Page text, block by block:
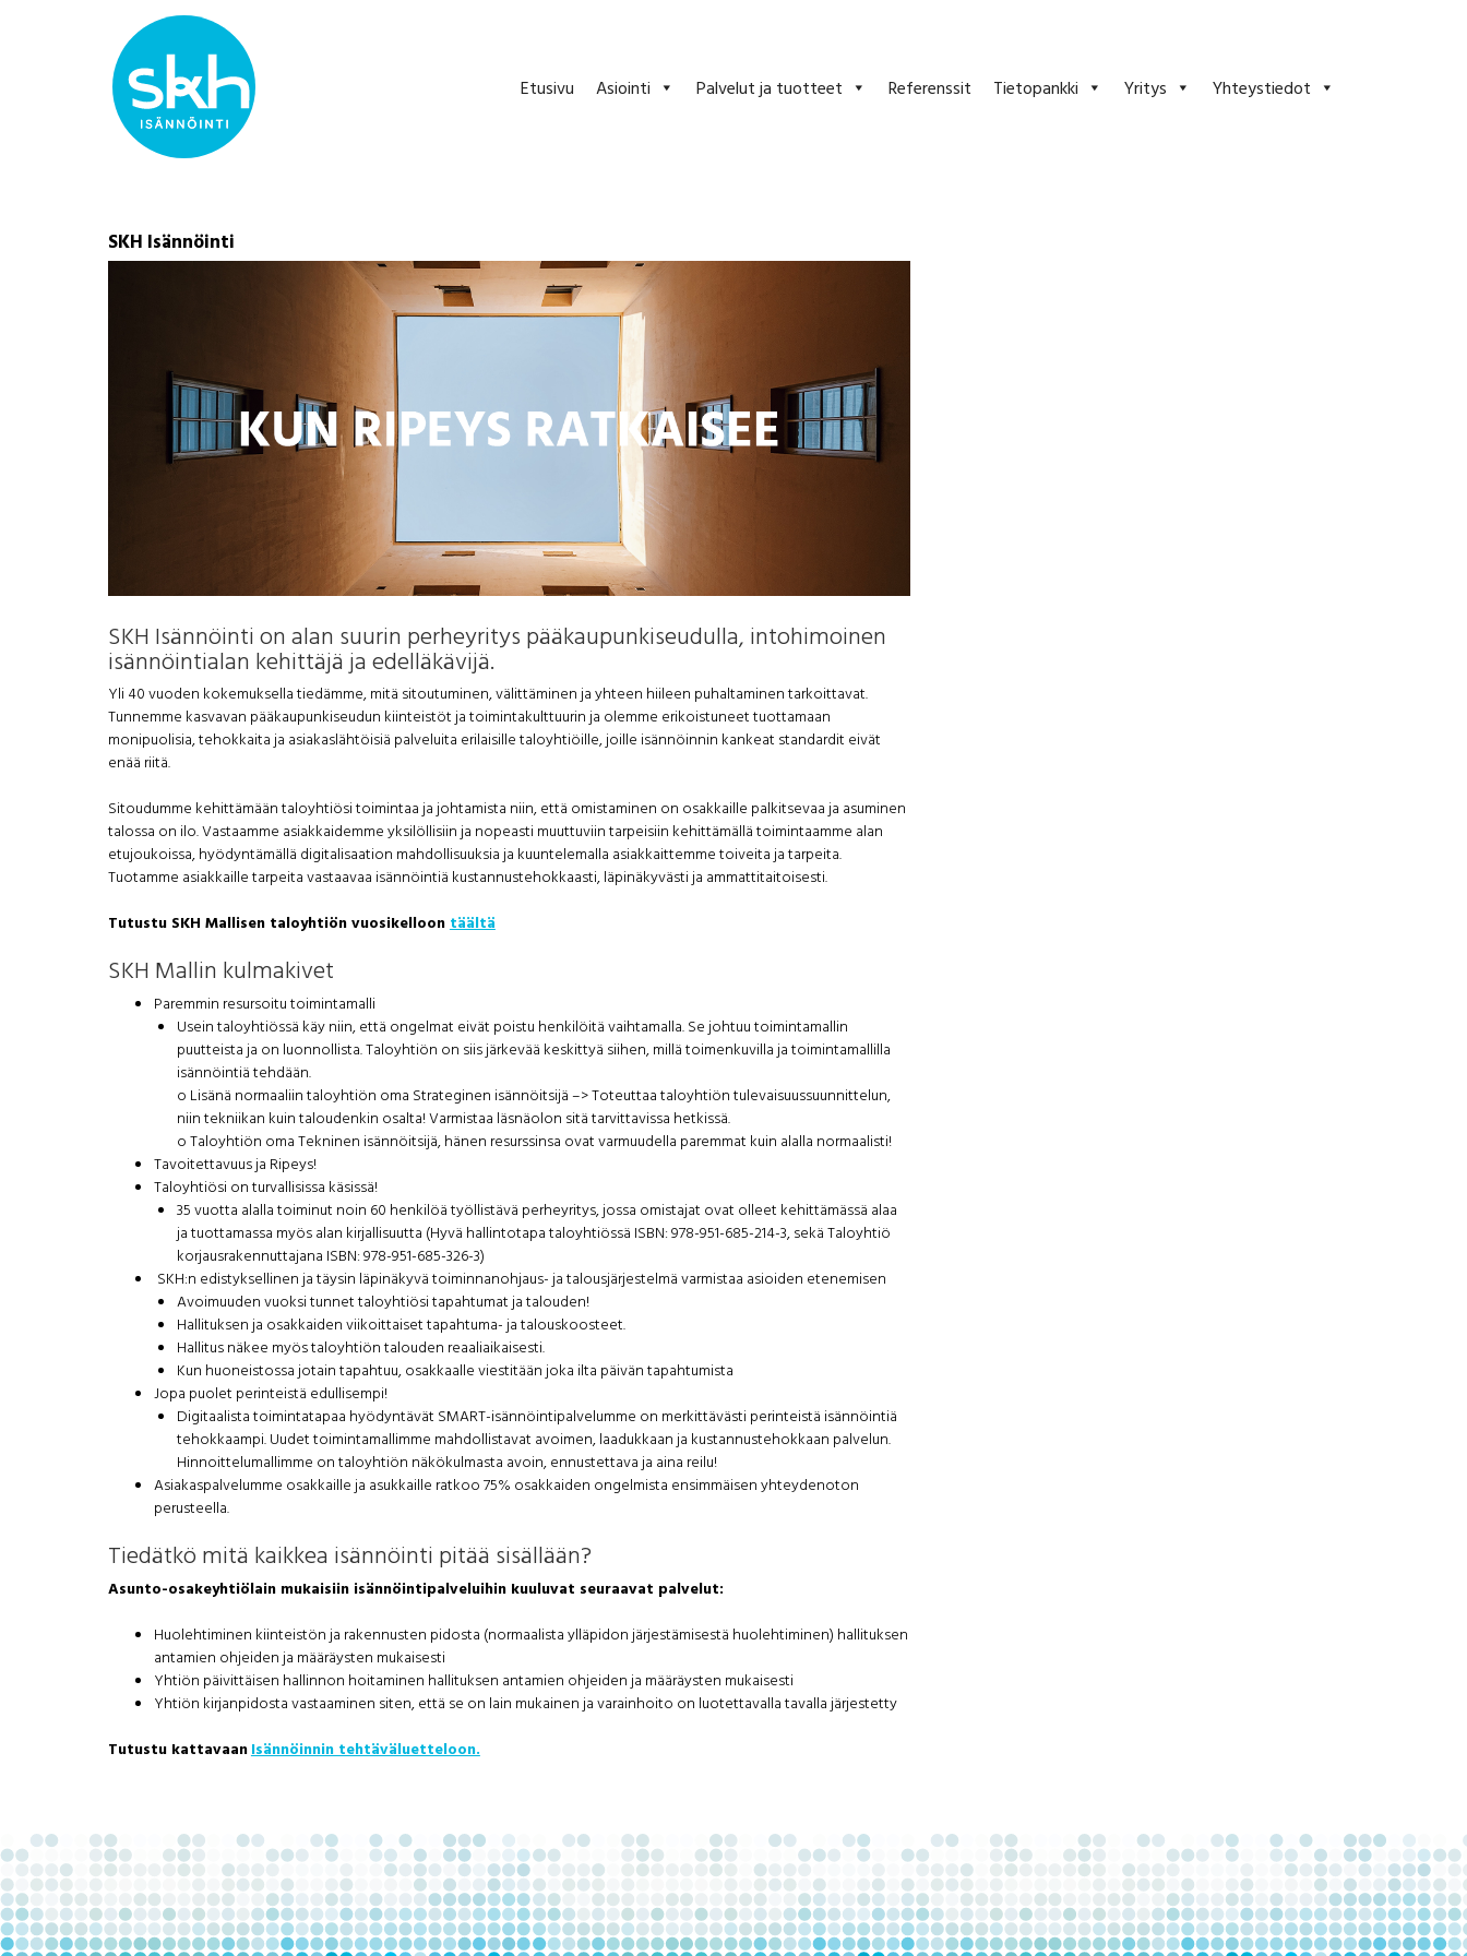
Etusivu Asiointi Palvelut ja tuotteet Referenssit Tietopankki Yritys Yhteystiedot
SKH Isännöinti
SKH Isännöinti on alan suurin perheyritys pääkaupunkiseudulla, intohimoinen
isännöintialan kehittäjä ja edelläkävijä.
Yli 40 vuoden kokemuksella tiedämme, mitä sitoutuminen, välittäminen ja yhteen hiileen puhaltaminen tarkoittavat.
Tunnemme kasvavan pääkaupunkiseudun kiinteistöt ja toimintakulttuurin ja olemme erikoistuneet tuottamaan
monipuolisia, tehokkaita ja asiakaslähtöisiä palveluita erilaisille taloyhtiöille, joille isännöinnin kankeat standardit eivät
enää riitä.
Sitoudumme kehittämään taloyhtiösi toimintaa ja johtamista niin, että omistaminen on osakkaille palkitsevaa ja asuminen
talossa on ilo. Vastaamme asiakkaidemme yksilöllisiin ja nopeasti muuttuviin tarpeisiin kehittämällä toimintaamme alan
etujoukoissa, hyödyntämällä digitalisaation mahdollisuuksia ja kuuntelemalla asiakkaittemme toiveita ja tarpeita.
Tuotamme asiakkaille tarpeita vastaavaa isännöintiä kustannustehokkaasti, läpinäkyvästi ja ammattitaitoisesti.
Tutustu SKH Mallisen taloyhtiön vuosikelloon täältä
SKH Mallin kulmakivet
Paremmin resursoitu toimintamalli
Usein taloyhtiössä käy niin, että ongelmat eivät poistu henkilöitä vaihtamalla. Se johtuu toimintamallin
puutteista ja on luonnollista. Taloyhtiön on siis järkevää keskittyä siihen, millä toimenkuvilla ja toimintamallilla
isännöintiä tehdään.
o Lisänä normaaliin taloyhtiön oma Strateginen isännöitsijä –> Toteuttaa taloyhtiön tulevaisuussuunnittelun,
niin tekniikan kuin taloudenkin osalta! Varmistaa läsnäolon sitä tarvittavissa hetkissä.
o Taloyhtiön oma Tekninen isännöitsijä, hänen resurssinsa ovat varmuudella paremmat kuin alalla normaalisti!
Tavoitettavuus ja Ripeys!
Taloyhtiösi on turvallisissa käsissä!
35 vuotta alalla toiminut noin 60 henkilöä työllistävä perheyritys, jossa omistajat ovat olleet kehittämässä alaa
ja tuottamassa myös alan kirjallisuutta (Hyvä hallintotapa taloyhtiössä ISBN: 978-951-685-214-3, sekä Taloyhtiö
korjausrakennuttajana ISBN: 978-951-685-326-3)
SKH:n edistyksellinen ja täysin läpinäkyvä toiminnanohjaus- ja talousjärjestelmä varmistaa asioiden etenemisen
Avoimuuden vuoksi tunnet taloyhtiösi tapahtumat ja talouden!
Hallituksen ja osakkaiden viikoittaiset tapahtuma- ja talouskoosteet.
Hallitus näkee myös taloyhtiön talouden reaaliaikaisesti.
Kun huoneistossa jotain tapahtuu, osakkaalle viestitään joka ilta päivän tapahtumista
Jopa puolet perinteistä edullisempi!
Digitaalista toimintatapaa hyödyntävät SMART-isännöintipalvelumme on merkittävästi perinteistä isännöintiä
tehokkaampi. Uudet toimintamallimme mahdollistavat avoimen, laadukkaan ja kustannustehokkaan palvelun.
Hinnoittelumallimme on taloyhtiön näkökulmasta avoin, ennustettava ja aina reilu!
Asiakaspalvelumme osakkaille ja asukkaille ratkoo 75% osakkaiden ongelmista ensimmäisen yhteydenoton
perusteella.
Tiedätkö mitä kaikkea isännöinti pitää sisällään?
Asunto-osakeyhtiölain mukaisiin isännöintipalveluihin kuuluvat seuraavat palvelut:
Huolehtiminen kiinteistön ja rakennusten pidosta (normaalista ylläpidon järjestämisestä huolehtiminen) hallituksen
antamien ohjeiden ja määräysten mukaisesti
Yhtiön päivittäisen hallinnon hoitaminen hallituksen antamien ohjeiden ja määräysten mukaisesti
Yhtiön kirjanpidosta vastaaminen siten, että se on lain mukainen ja varainhoito on luotettavalla tavalla järjestetty
Tutustu kattavaanIsännöinnin tehtäväluetteloon.